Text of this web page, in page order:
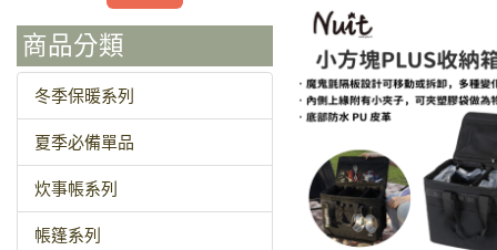
商品分類
冬季保暖系列
夏季必備單品
炊事帳系列
帳篷系列